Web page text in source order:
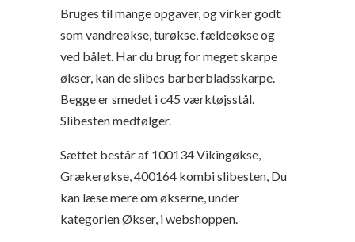
Bruges til mange opgaver, og virker godt
som vandreøkse, turøkse, fældeøkse og
ved bålet. Har du brug for meget skarpe
økser, kan de slibes barberbladsskarpe.
Begge er smedet i c45 værktøjsstål.
Slibesten medfølger.
Sættet består af 100134 Vikingøkse,
Grækerøkse, 400164 kombi slibesten, Du
kan læse mere om økserne, under
kategorien Økser, i webshoppen.